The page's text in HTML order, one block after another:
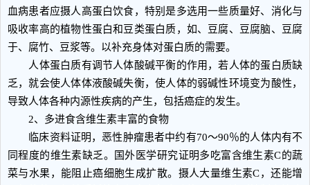
血病患者应摄人高蛋白饮食，特别是多选用一些质量好、消化与
吸收率高的植物性蛋白和豆类蛋白质，如、豆腐、豆腐脑、豆腐
于、腐竹、豆浆等。以补充身体对蛋白质的需要。
人体蛋白质有调节人体酸碱平衡的作用，若人体的蛋白质缺
乏，就会使人体体液酸碱失衡，使人体的弱碱性环境变为酸性，
导致人体各种内源性疾病的产生，包括癌症的发生。
2、多进食含维生素丰富的食物
临床资料证明，恶性肿瘤患者中约有70～90％的人体内有不
同程度的维生素缺乏。国外医学研究证明多吃富含维生素C的蔬
菜与水果，能阻止癌细胞生成扩散。摄人大量维生素C，还能增